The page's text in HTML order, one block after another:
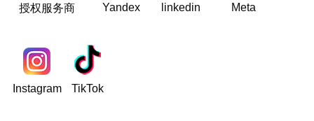
授权服务商 Yandex linkedin Meta
Instagram TikTok